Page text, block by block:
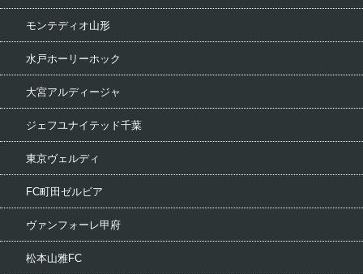
モンテディオ山形
水戸ホーリーホック
大宮アルディージャ
ジェフユナイテッド千葉
東京ヴェルディ
FC町田ゼルビア
ヴァンフォーレ甲府
松本山雅FC